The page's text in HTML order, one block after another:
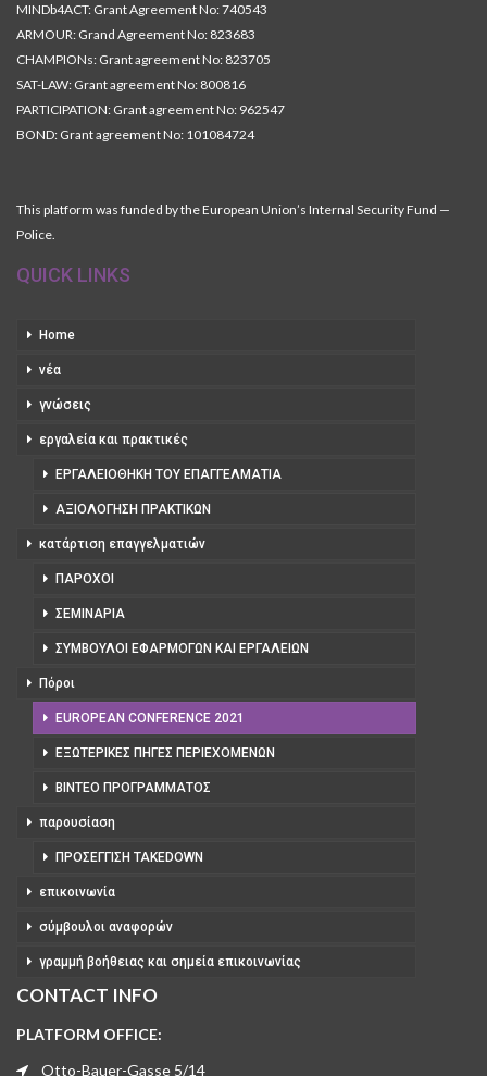
MINDb4ACT: Grant Agreement No: 740543
ARMOUR: Grand Agreement No: 823683
CHAMPIONs: Grant agreement No: 823705
SAT-LAW: Grant agreement No: 800816
PARTICIPATION: Grant agreement No: 962547
BOND: Grant agreement No: 101084724
This platform was funded by the European Union’s Internal Security Fund —
Police.
QUICK LINKS
Home
νέα
γνώσεις
εργαλεία και πρακτικές
ΕΡΓΑΛΕΙΟΘΉΚΗ ΤΟΥ ΕΠΑΓΓΕΛΜΑΤΊΑ
ΑΞΙΟΛΌΓΗΣΗ ΠΡΑΚΤΙΚΏΝ
κατάρτιση επαγγελματιών
ΠΆΡΟΧΟΙ
ΣΕΜΙΝΆΡΙΑ
ΣΎΜΒΟΥΛΟΙ ΕΦΑΡΜΟΓΏΝ ΚΑΙ ΕΡΓΑΛΕΊΩΝ
Πόροι
EUROPEAN CONFERENCE 2021
ΕΞΩΤΕΡΙΚΈΣ ΠΗΓΈΣ ΠΕΡΙΕΧΟΜΈΝΩΝ
ΒΊΝΤΕΟ ΠΡΟΓΡΆΜΜΑΤΟΣ
παρουσίαση
ΠΡΟΣΈΓΓΙΣΗ TAKEDOWN
επικοινωνία
σύμβουλοι αναφορών
γραμμή βοήθειας και σημεία επικοινωνίας
CONTACT INFO
PLATFORM OFFICE:
Otto-Bauer-Gasse 5/14